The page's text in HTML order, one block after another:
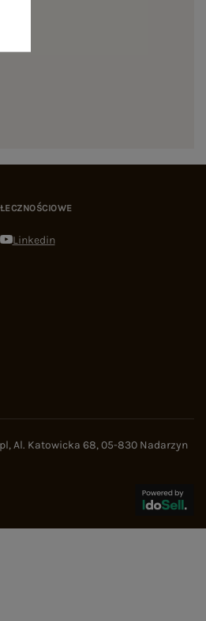
Linkedin
,Al. Katowicka 68,05-830 Nadarzyn